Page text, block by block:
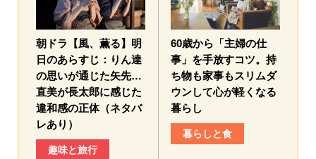
朝ドラ【風、薫る】明
日のあらすじ：​りん達
の思いが通じた矢先…
直美が長太郎に感じた
違和感の正体（ネタバ
レあり）
趣味と旅行
60歳から「主婦の仕
事」を手放すコツ。持
ち物も家事もスリムダ
ウンして心が軽くなる
暮らし
暮らしと食